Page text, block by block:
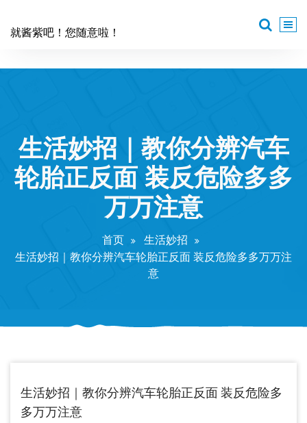
就酱紫吧！您随意啦！
生活妙招｜教你分辨汽车
轮胎正反面 装反危险多多
万万注意
首页
生活妙招
生活妙招｜教你分辨汽车轮胎正反面 装反危险多多万万注
意
生活妙招｜教你分辨汽车轮胎正反面 装反危险多
多万万注意